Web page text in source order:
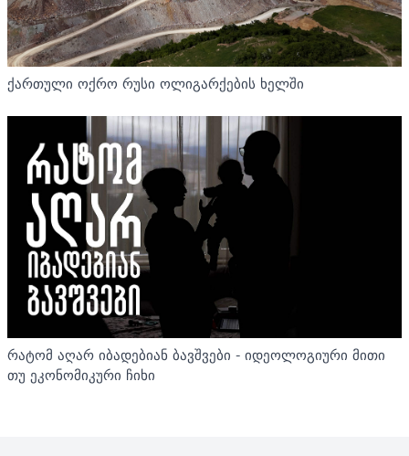
ქართული ოქრო რუსი ოლიგარქების ხელში
რატომ აღარ იბადებიან ბავშვები - იდეოლოგიური მითი
თუ ეკონომიკური ჩიხი